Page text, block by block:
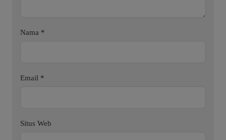
Nama *
Email *
Situs Web